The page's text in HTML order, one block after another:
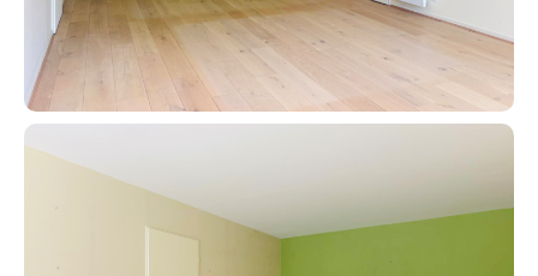
Recrutement
Actualités
Contact